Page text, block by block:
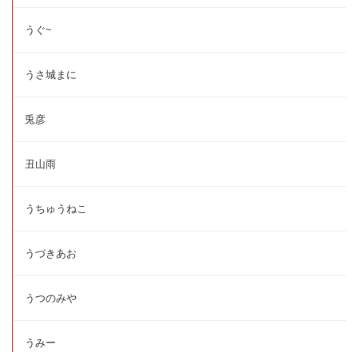
うぐ~
うさ城まに
兎彦
丑山雨
うちゅうねこ
うづきあお
うつのみや
うみー